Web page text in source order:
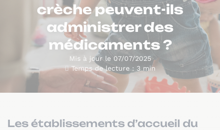
crèche peuvent-ils
administrer des
médicaments ?
Mis à jour le 07/07/2025
Temps de lecture : 3 min
Les établissements d’accueil du